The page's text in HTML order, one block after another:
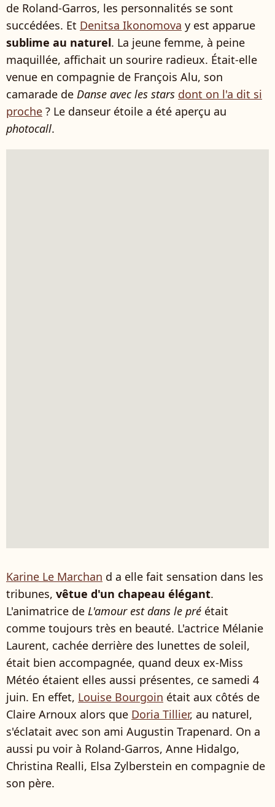
de Roland-Garros, les personnalités se sont
succédées. Et Denitsa Ikonomova y est apparue
sublime au naturel. La jeune femme, à peine
maquillée, affichait un sourire radieux. Était-elle
venue en compagnie de François Alu, son
camarade de Danse avec les stars dont on l'a dit si
proche ? Le danseur étoile a été aperçu au
photocall.
Karine Le Marchan d a elle fait sensation dans les
tribunes, vêtue d'un chapeau élégant.
L'animatrice de L'amour est dans le pré était
comme toujours très en beauté. L'actrice Mélanie
Laurent, cachée derrière des lunettes de soleil,
était bien accompagnée, quand deux ex-Miss
Météo étaient elles aussi présentes, ce samedi 4
juin. En effet, Louise Bourgoin était aux côtés de
Claire Arnoux alors que Doria Tillier, au naturel,
s'éclatait avec son ami Augustin Trapenard. On a
aussi pu voir à Roland-Garros, Anne Hidalgo,
Christina Realli, Elsa Zylberstein en compagnie de
son père.